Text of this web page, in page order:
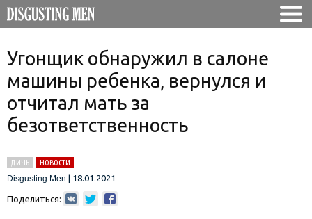
Угонщик обнаружил в салоне
машины ребенка, вернулся и
отчитал мать за
безответственность
ДИЧЬ
НОВОСТИ
Disgusting Men
18.01.2021
Поделиться: